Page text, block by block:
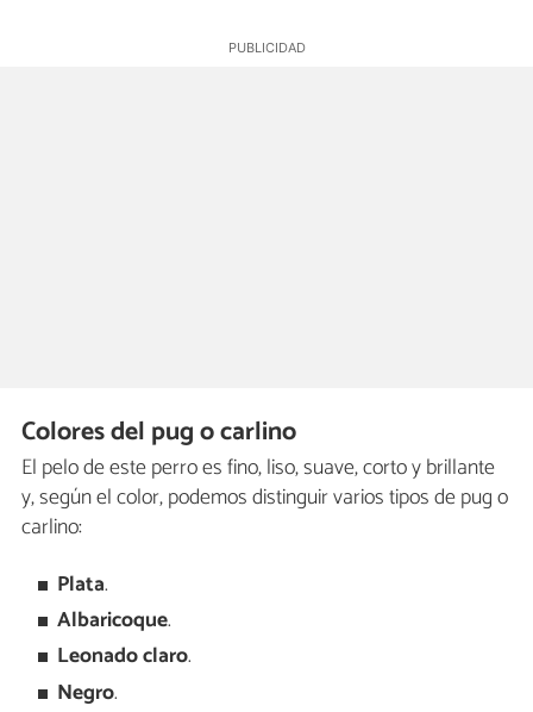
Colores del pug o carlino
El pelo de este perro es fino, liso, suave, corto y brillante
y, según el color, podemos distinguir varios tipos de pug o
carlino:
Plata.
Albaricoque.
Leonado claro.
Negro.